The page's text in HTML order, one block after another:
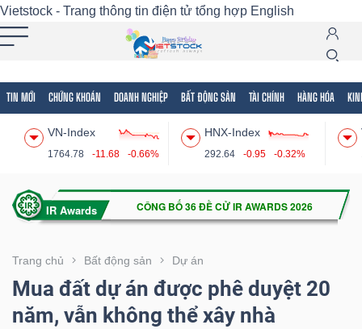
Vietstock - Trang thông tin điện tử tổng hợp English
TIN MỚI CHỨNG KHOÁN DOANH NGHIỆP BẤT ĐỘNG SẢN TÀI CHÍNH HÀNG HÓA
VN-Index
1764.78 -11.68 -0.66%
HNX-Index
292.64 -0.95 -0.32%
Trang chủ Bất động sản Dự án
Mua đất dự án được phê duyệt 20
năm, vẫn không thể xây nhà
Tất cả Tính năng Ngành Mã chứng khoán
Tính
(-)
VIETSTOCK
CHỨNG